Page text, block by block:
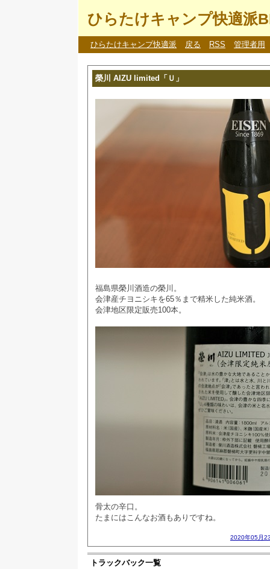
ひらたけキャンプ快適派
ひらたけキャンプ快適派 戻る RSS 管理者用
榮川 AIZU limited「Ｕ」
福島県榮川酒造の榮川。
会津産チヨニシキを65％まで精米した純米酒。
会津地区限定販売100本。
骨太の辛口。
たまにはこんなお酒もありですね。
2020年05月
トラックバック一覧